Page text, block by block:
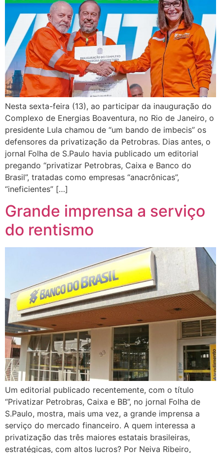
Nesta sexta-feira (13), ao participar da inauguração do
Complexo de Energias Boaventura, no Rio de Janeiro, o
presidente Lula chamou de “um bando de imbecis” os
defensores da privatização da Petrobras. Dias antes, o
jornal Folha de S.Paulo havia publicado um editorial
pregando “privatizar Petrobras, Caixa e Banco do
Brasil”, tratadas como empresas “anacrônicas”,
“ineficientes” […]
Grande imprensa a serviço
do rentismo
Um editorial publicado recentemente, com o título
“Privatizar Petrobras, Caixa e BB”, no jornal Folha de
S.Paulo, mostra, mais uma vez, a grande imprensa a
serviço do mercado financeiro. A quem interessa a
privatização das três maiores estatais brasileiras,
estratégicas, com altos lucros? Por Neiva Ribeiro,